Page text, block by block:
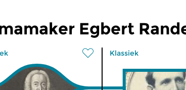
Egbert
Klassiek